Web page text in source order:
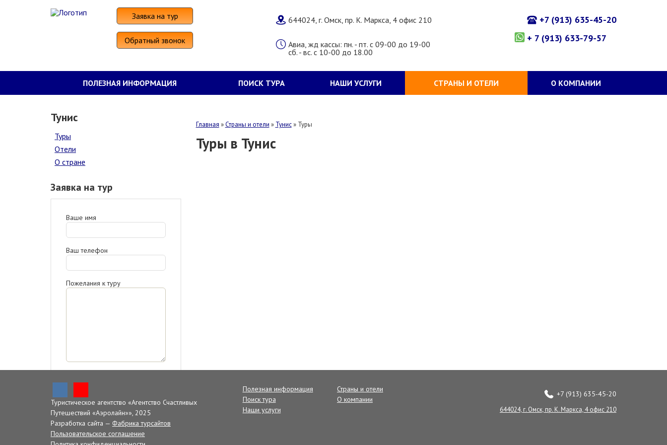
Заявка на тур
Обратный звонок
644024, г. Омск, пр. К. Маркса, 4 офис 210
Авиа, жд кассы: пн. - пт. с 09-00 до 19-00
сб. - вс. с 10-00 до 18.00
+7 (913) 635-45-20
+ 7 (913) 633-79-57
ПОЛЕЗНАЯ ИНФОРМАЦИЯ ПОИСК ТУРА НАШИ УСЛУГИ СТРАНЫ И ОТЕЛИ О КОМПАНИИ
Тунис
Туры
Отели
О стране
Заявка на тур
Ваше имя
Ваш телефон
Пожелания к туру
ознакомлен(-а) с
согласие на обработку
персональных данных.
Отправить
Главная »Страны и отели » Тунис» Туры
Туры в Тунис
Туристическое агентство «Агентство Счастливых
Путешествий «Аэролайн»», 2025
Разработка сайта — Фабрика турсайтов
Пользовательское соглашение
Полезная информация
Поиск тура
Наши услуги
Страны и отели
О компании
+7 (913) 635-45-20
644024, г. Омск, пр. К. Маркса, 4 офис 210